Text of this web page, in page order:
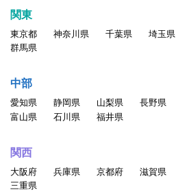
関東
東京都 神奈川県 千葉県 埼玉県
群馬県
中部
愛知県 静岡県 山梨県 長野県
富山県
石川県 福井県
関西
大阪府 兵庫県 京都府 滋賀県
三重県